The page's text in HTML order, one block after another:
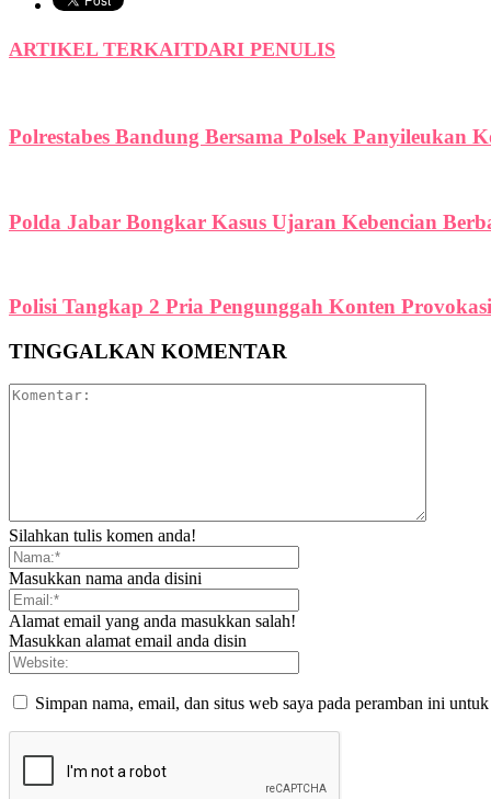
ARTIKEL TERKAITDARI PENULIS
Polrestabes Bandung Bersama Polsek Panyileukan
Polda Jabar Bongkar Kasus Ujaran Kebencian
Polisi Tangkap 2 Pria Pengunggah Konten
TINGGALKAN KOMENTAR
Silahkan tulis komen anda!
Masukkan nama anda disini
Alamat email yang anda masukkan salah!
Masukkan alamat email anda disin
Simpan nama, email, dan situs web saya pada peramban ini